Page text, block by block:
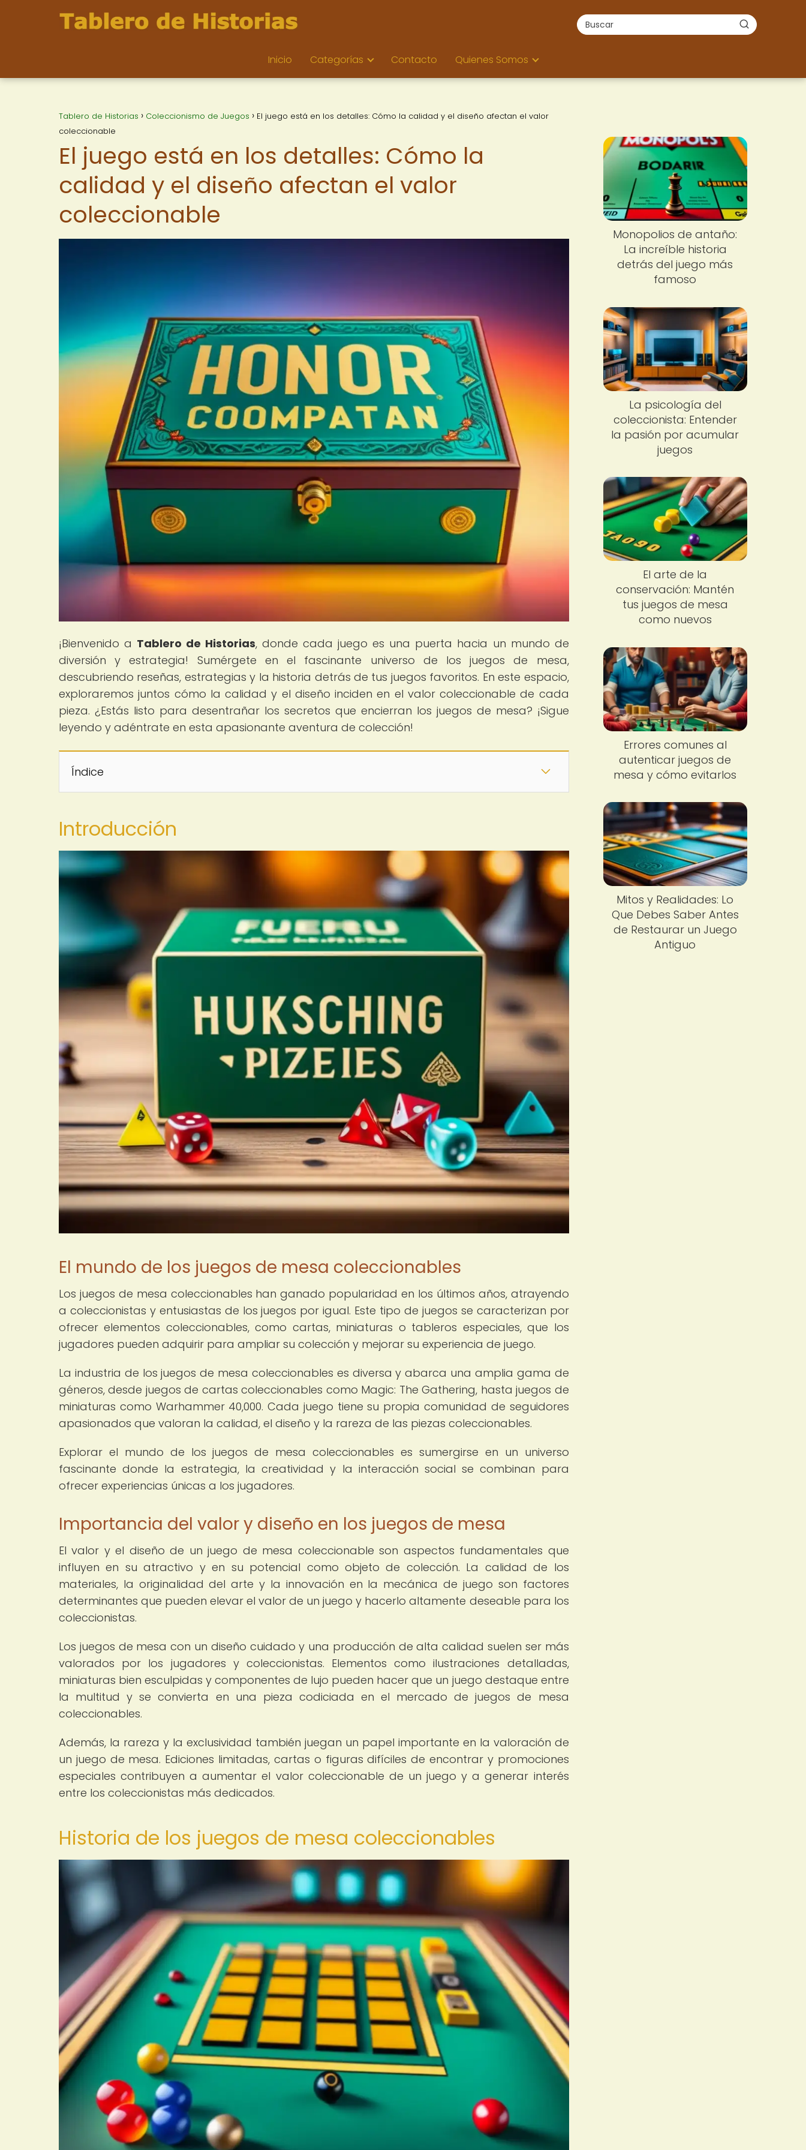
Inicio Categorías Contacto Quienes Somos
Tablero de Historias Coleccionismo de Juegos
El juego está en los detalles: Cómo la calidad y el diseño afectan el valor
coleccionable
El juego está en los detalles: Cómo la
calidad y el diseño afectan el valor
coleccionable
¡Bienvenido a Tablero de Historias, donde cada juego es una puerta hacia un mundo de
diversión y estrategia! Sumérgete en el fascinante universo de los juegos de mesa,
descubriendo reseñas, estrategias y la historia detrás de tus juegos favoritos. En este espacio,
exploraremos juntos cómo la calidad y el diseño inciden en el valor coleccionable de cada
pieza. ¿Estás listo para desentrañar los secretos que encierran los juegos de mesa? ¡Sigue
leyendo y adéntrate en esta apasionante aventura de colección!
Índice
Introducción
El mundo de los juegos de mesa coleccionables
Los juegos de mesa coleccionables han ganado popularidad en los últimos años, atrayendo
a coleccionistas y entusiastas de los juegos por igual. Este tipo de juegos se caracterizan por
ofrecer elementos coleccionables, como cartas, miniaturas o tableros especiales, que los
jugadores pueden adquirir para ampliar su colección y mejorar su experiencia de juego.
La industria de los juegos de mesa coleccionables es diversa y abarca una amplia gama de
géneros, desde juegos de cartas coleccionables como Magic: The Gathering, hasta juegos de
miniaturas como Warhammer 40,000. Cada juego tiene su propia comunidad de seguidores
apasionados que valoran la calidad, el diseño y la rareza de las piezas coleccionables.
Explorar el mundo de los juegos de mesa coleccionables es sumergirse en un universo
fascinante donde la estrategia, la creatividad y la interacción social se combinan para
ofrecer experiencias únicas a los jugadores.
Importancia del valor y diseño en los juegos de mesa
El valor y el diseño de un juego de mesa coleccionable son aspectos fundamentales que
influyen en su atractivo y en su potencial como objeto de colección. La calidad de los
materiales, la originalidad del arte y la innovación en la mecánica de juego son factores
determinantes que pueden elevar el valor de un juego y hacerlo altamente deseable para los
coleccionistas.
Los juegos de mesa con un diseño cuidado y una producción de alta calidad suelen ser más
valorados por los jugadores y coleccionistas. Elementos como ilustraciones detalladas,
miniaturas bien esculpidas y componentes de lujo pueden hacer que un juego destaque entre
la multitud y se convierta en una pieza codiciada en el mercado de juegos de mesa
coleccionables.
Además, la rareza y la exclusividad también juegan un papel importante en la valoración de
un juego de mesa. Ediciones limitadas, cartas o figuras difíciles de encontrar y promociones
especiales contribuyen a aumentar el valor coleccionable de un juego y a generar interés
entre los coleccionistas más dedicados.
Historia de los juegos de mesa coleccionables
Monopolios de antaño:
La increíble historia
detrás del juego más
famoso
La psicología del
coleccionista: Entender
la pasión por acumular
juegos
El arte de la
conservación: Mantén
tus juegos de mesa
como nuevos
Errores comunes al
autenticar juegos de
mesa y cómo evitarlos
Mitos y Realidades: Lo
Que Debes Saber Antes
de Restaurar un Juego
Antiguo